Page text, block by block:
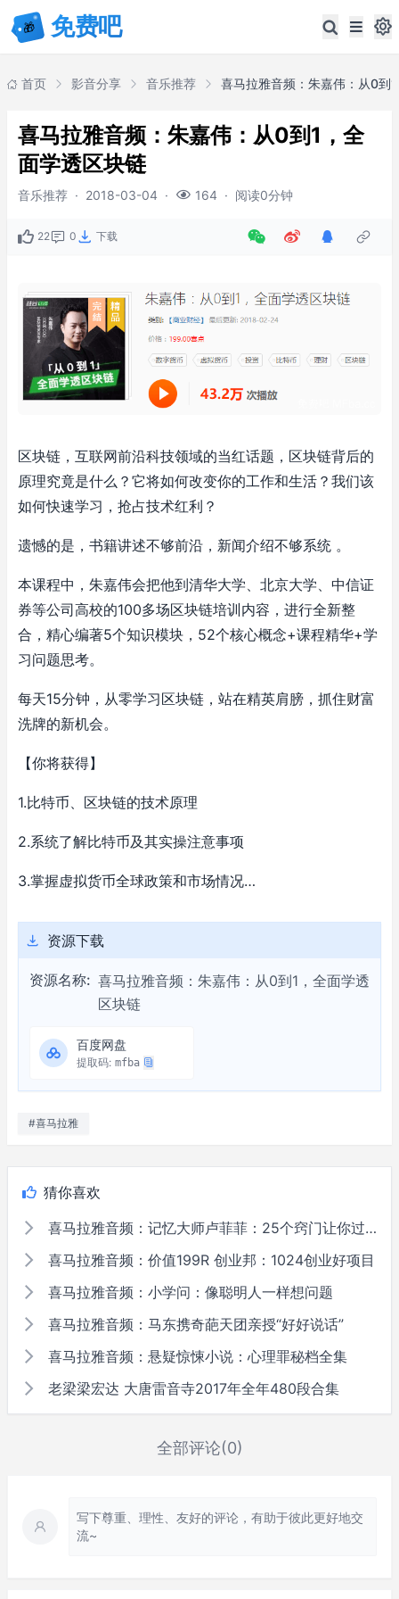
首页 影音分享 音乐推荐
喜马拉雅音频：朱嘉伟：从0到1，全
面学透区块链
音乐推荐 · 2018-03-04 · 164 · 阅读0分钟
22 0 下载
区块链，互联网前沿科技领域的当红话题，区块链背后的
原理究竟是什么？它将如何改变你的工作和生活？我们该
如何快速学习，抢占技术红利？
遗憾的是，书籍讲述不够前沿，新闻介绍不够系统 。
本课程中，朱嘉伟会把他到清华大学、北京大学、中信证
券等公司高校的100多场区块链培训内容，进行全新整
合，精心编著5个知识模块，52个核心概念+课程精华+学
习问题思考。
每天15分钟，从零学习区块链，站在精英肩膀，抓住财富
洗牌的新机会。
【你将获得】
1.比特币、区块链的技术原理
2.系统了解比特币及其实操注意事项
3.掌握虚拟货币全球政策和市场情况…
资源下载
资源名称: 喜马拉雅音频：朱嘉伟：从0到1，全面学透
区块链
百度网盘
提取码: mfba
#喜马拉雅
猜你喜欢
喜马拉雅音频：记忆大师卢菲菲：25个窍门让你过目不忘
喜马拉雅音频：价值199R 创业邦：1024创业好项目
喜马拉雅音频：小学问：像聪明人一样想问题
喜马拉雅音频：马东携奇葩天团亲授“好好说话”
喜马拉雅音频：悬疑惊悚小说：心理罪秘档全集
老梁梁宏达 大唐雷音寺2017年全年480段合集
全部评论(0)
写下尊重、理性、友好的评论，有助于彼此更好地交
流~